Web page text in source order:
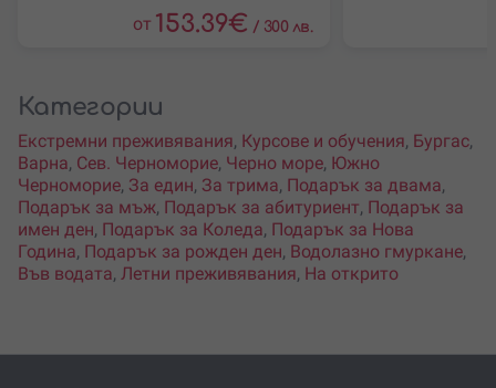
от 153.39€ / 300 лв.
Категории
Екстремни преживявания, Курсове и обучения, Бургас,
Варна, Сев. Черноморие, Черно море, Южно
Черноморие, За един, За трима, Подарък за двама,
Подарък за мъж, Подарък за абитуриент, Подарък за
имен ден, Подарък за Коледа, Подарък за Нова
Година, Подарък за рожден ден, Водолазно гмуркане,
Във водата, Летни преживявания, На открито